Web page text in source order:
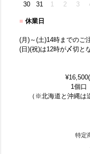
30
31 1 2 3
■ 休業日
(月)～(土)14時までのご
(日)(祝)は12時が〆切と
1個口
（※北海道と沖縄は
特定